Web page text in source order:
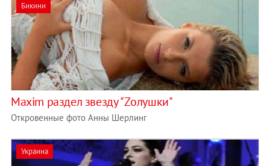
Бикини
Maxim раздел звезду "Zолушки"
Откровенные фото Анны Шерлинг
Украина